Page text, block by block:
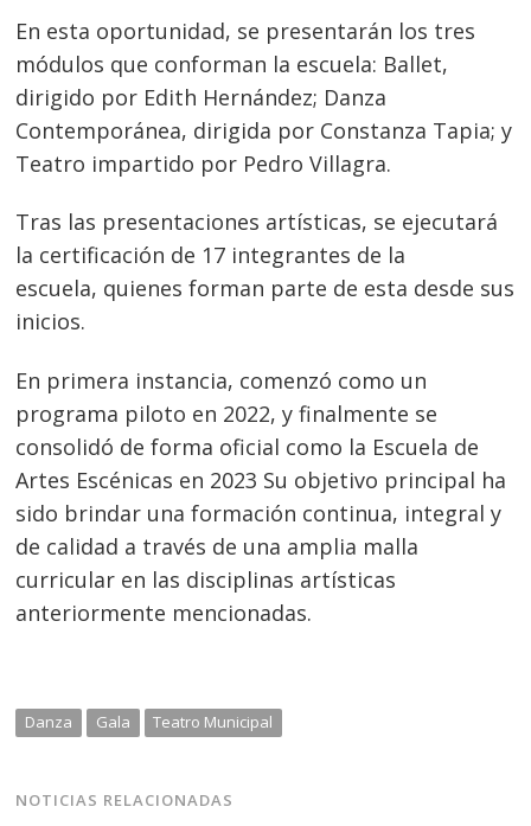
En esta oportunidad, se presentarán los tres
módulos que conforman la escuela: Ballet,
dirigido por Edith Hernández; Danza
Contemporánea, dirigida por Constanza Tapia; y
Teatro impartido por Pedro Villagra.
Tras las presentaciones artísticas, se ejecutará
la certificación de 17 integrantes de la
escuela, quienes forman parte de esta desde sus
inicios.
En primera instancia, comenzó como un
programa piloto en 2022, y finalmente se
consolidó de forma oficial como la Escuela de
Artes Escénicas en 2023 Su objetivo principal ha
sido brindar una formación continua, integral y
de calidad a través de una amplia malla
curricular en las disciplinas artísticas
anteriormente mencionadas.
Danza Gala Teatro Municipal
NOTICIAS RELACIONADAS
Navegación
de
entradas